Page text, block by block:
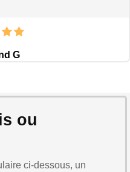
G
ou
ci-dessous, un